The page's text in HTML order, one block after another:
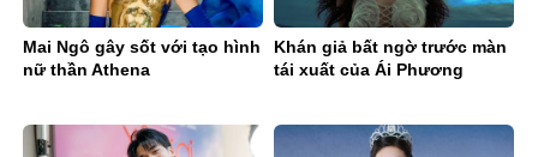
Mai Ngô gây sốt với tạo hình
nữ thần Athena
Khán giả bất ngờ trước màn
tái xuất của Ái Phương